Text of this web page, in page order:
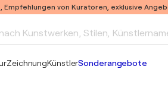
Empfehlungen von Kuratoren, exklusive
Kunstwerken, Stilen,
ZeichnungKünstlerSonderangebote